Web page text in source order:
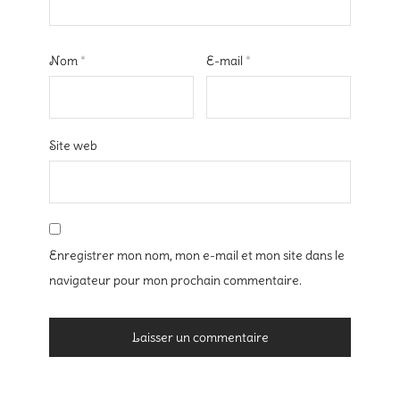
Nom * E-mail *
Site web
Enregistrer mon nom, mon e-mail et mon site dans le
navigateur pour mon prochain commentaire.